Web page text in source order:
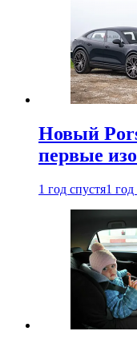
Новый
первые
1 год спустя1 год